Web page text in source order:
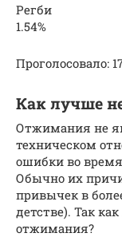
Регби
1.54%
Проголосовало:
Как лучше
Отжимания не
техническом
ошибки во
Обычно их
привычек в
детстве). Так
отжимания?